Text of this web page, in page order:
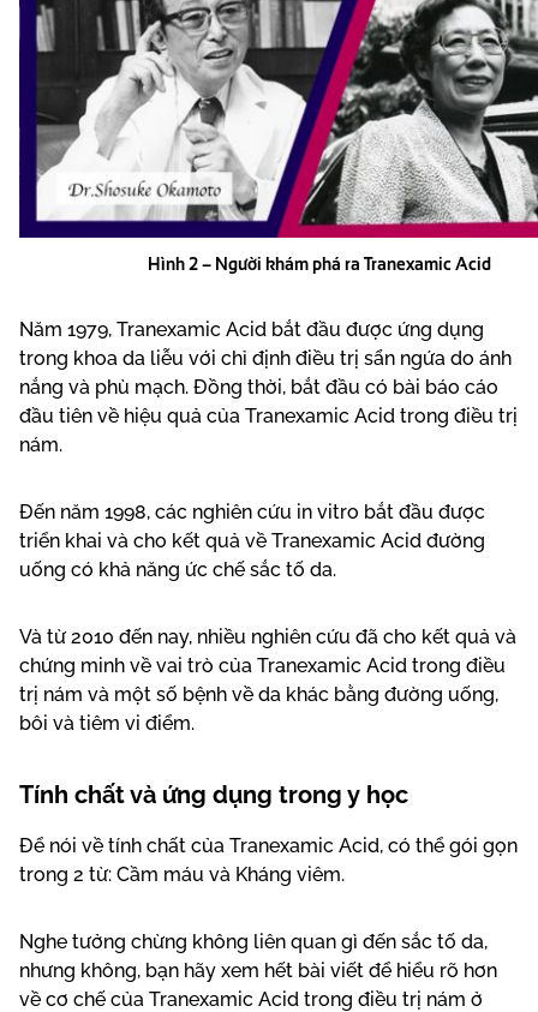
Hình 2 – Người khám phá ra Tranexamic Acid
Năm 1979, Tranexamic Acid bắt đầu được ứng dụng
trong khoa da liễu với chỉ định điều trị sẩn ngứa do ánh
nắng và phù mạch. Đồng thời, bắt đầu có bài báo cáo
đầu tiên về hiệu quả của Tranexamic Acid trong điều trị
nám.
Đến năm 1998, các nghiên cứu in vitro bắt đầu được
triển khai và cho kết quả về Tranexamic Acid đường
uống có khả năng ức chế sắc tố da.
Và từ 2010 đến nay, nhiều nghiên cứu đã cho kết quả và
chứng minh về vai trò của Tranexamic Acid trong điều
trị nám và một số bệnh về da khác bằng đường uống,
bôi và tiêm vi điểm.
Tính chất và ứng dụng trong y học
Để nói về tính chất của Tranexamic Acid, có thể gói gọn
trong 2 từ: Cầm máu và Kháng viêm.
Nghe tưởng chừng không liên quan gì đến sắc tố da,
nhưng không, bạn hãy xem hết bài viết để hiểu rõ hơn
về cơ chế của Tranexamic Acid trong điều trị nám ở